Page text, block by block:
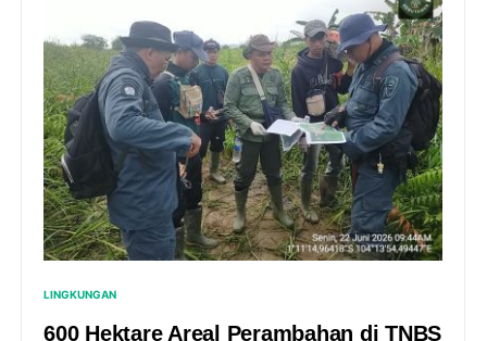
LINGKUNGAN
600 Hektare Areal Perambahan di TNBS